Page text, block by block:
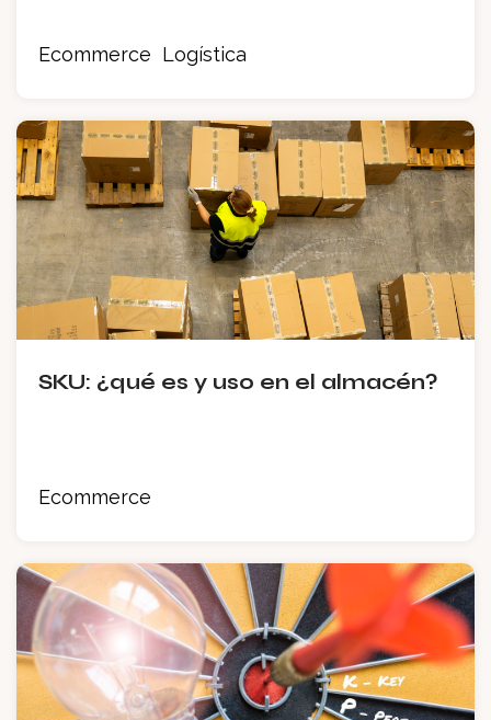
Ecommerce Logística
Ecommerce
SKU: ¿qué es y uso en el almacén?